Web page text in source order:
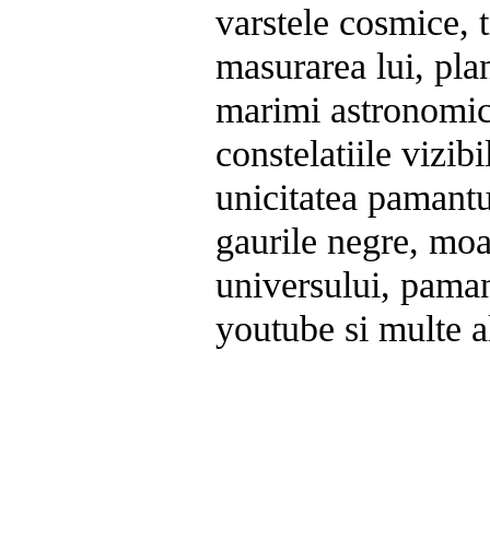
varstele cosmice,
masurarea lui,
marimi
constelatiile
unicitatea
gaurile negre,
universului,
youtube si multe